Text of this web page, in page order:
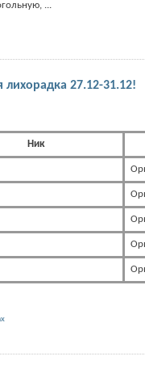
...
27.12-31.12!
Ник